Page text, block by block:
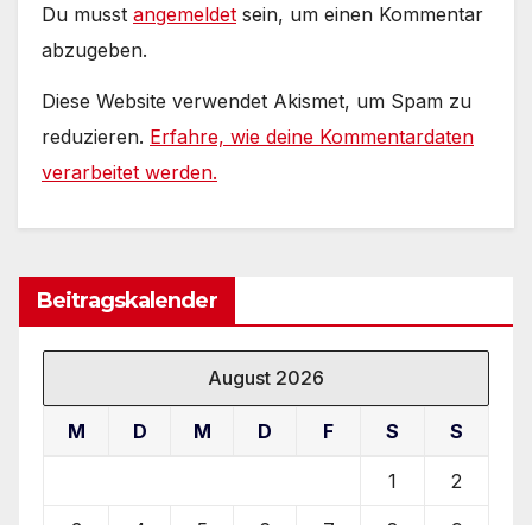
Du musst angemeldet sein, um einen Kommentar
abzugeben.
Diese Website verwendet Akismet, um Spam zu
reduzieren. Erfahre, wie deine Kommentardaten
verarbeitet werden.
Beitragskalender
August 2026
M D M D F S S
1 2